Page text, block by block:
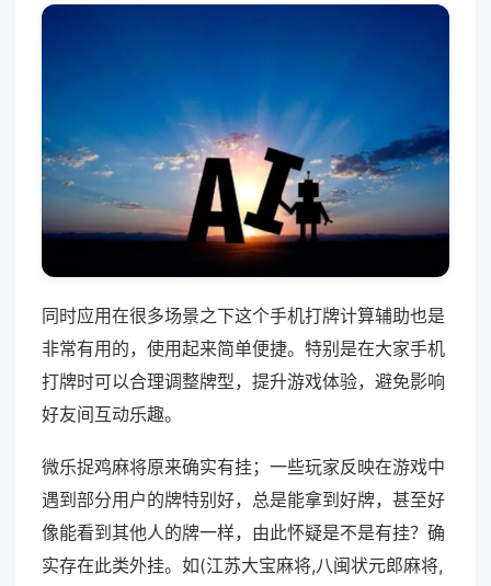
同时应用在很多场景之下这个手机打牌计算辅助也是
非常有用的，使用起来简单便捷。特别是在大家手机
打牌时可以合理调整牌型，提升游戏体验，避免影响
好友间互动乐趣。
微乐捉鸡麻将原来确实有挂；一些玩家反映在游戏中
遇到部分用户的牌特别好，总是能拿到好牌，甚至好
像能看到其他人的牌一样，由此怀疑是不是有挂？确
实存在此类外挂。如(江苏大宝麻将,八闽状元郎麻将,